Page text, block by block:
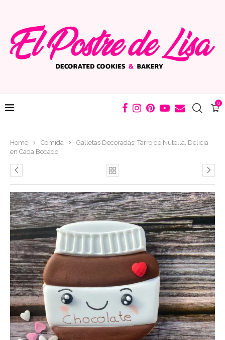
0
Home Comida
Galletas Decoradas: Tarro de Nutella, Delicia
en Cada Bocado